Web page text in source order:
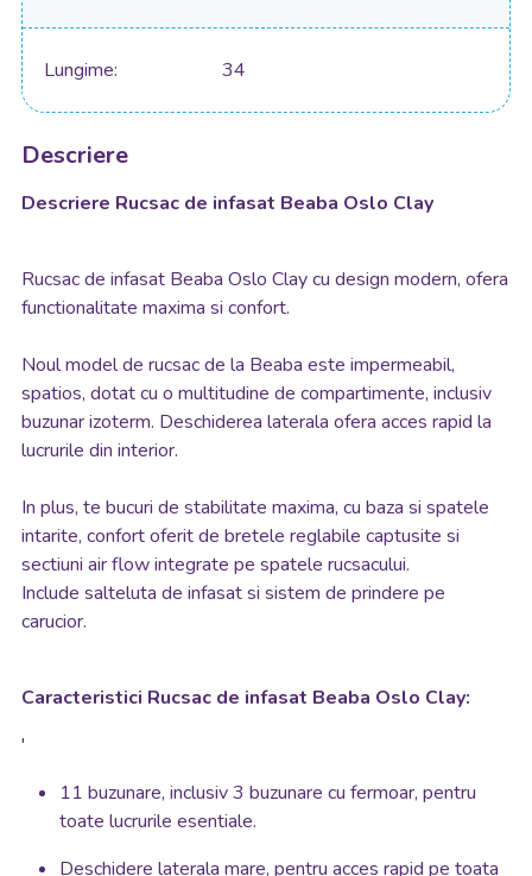
Lungime 34
Descriere
Descriere Rucsac de infasat Beaba Oslo Clay
Rucsac de infasat Beaba Oslo Clay cu design modern, ofera
functionalitate maxima si confort.
Noul model de rucsac de la Beaba este impermeabil,
spatios, dotat cu o multitudine de compartimente, inclusiv
buzunar izoterm. Deschiderea laterala ofera acces rapid la
lucrurile din interior.
In plus, te bucuri de stabilitate maxima, cu baza si spatele
intarite, confort oferit de bretele reglabile captusite si
sectiuni air flow integrate pe spatele rucsacului.
Include salteluta de infasat si sistem de prindere pe
carucior.
Caracteristici Rucsac de infasat Beaba Oslo Clay:
'
11 buzunare, inclusiv 3 buzunare cu fermoar, pentru
toate lucrurile esentiale.
Deschidere laterala mare, pentru acces rapid pe toata